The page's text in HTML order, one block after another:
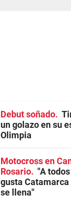
Debut soñado
un golazo en su
Olimpia
Motocross en
Rosario
"A
gusta
se llena"